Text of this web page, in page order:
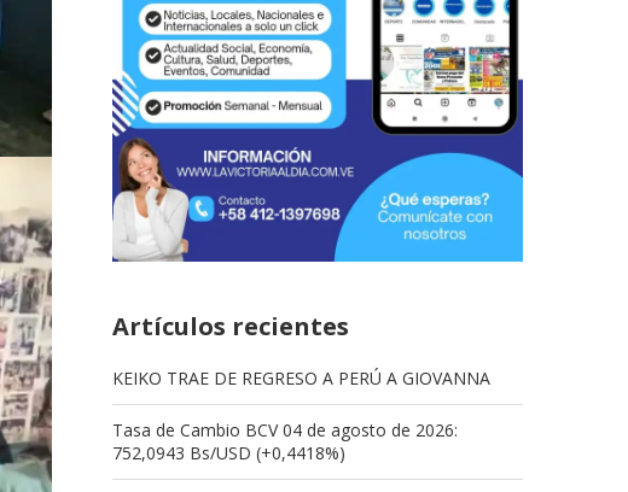
Artículos recientes
KEIKO TRAE DE REGRESO A PERÚ A GIOVANNA
Tasa de Cambio BCV 04 de agosto de 2026:
752,0943 Bs/USD (+0,4418%)